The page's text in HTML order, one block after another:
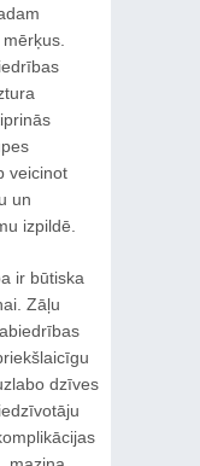
veicinot
un
izpildē.
ir būtiska
Zāļu
dzīves